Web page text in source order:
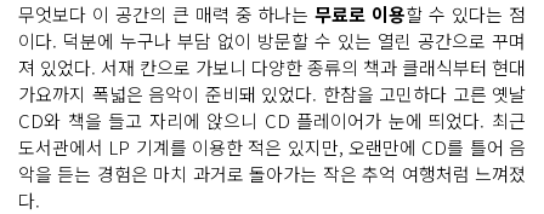
무엇보다 이 공간의 큰 매력 중 하나는무료로 이용할 수 있다는 점
이다. 덕분에 누구나 부담 없이 방문할 수 있는 열린 공간으로 꾸며
져 있었다. 서재 칸으로 가보니 다양한 종류의 책과 클래식부터 현대
가요까지 폭넓은 음악이 준비돼 있었다. 한참을 고민하다 고른 옛날
CD와 책을 들고 자리에 앉으니 CD 플레이어가 눈에 띄었다. 최근
도서관에서 LP 기계를 이용한 적은 있지만, 오랜만에 CD를 틀어 음
악을 듣는 경험은 마치 과거로 돌아가는 작은 추억 여행처럼 느껴졌
다.